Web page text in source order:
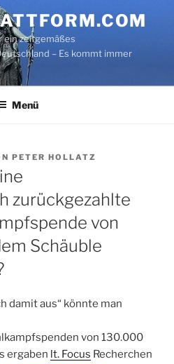
ein zeitgemäßes
– Es kommt immer
Menü
PETER HOLLATZ
zurückgezahlte
von
Schäuble
damit aus“ könnte man
von 130.000
ergaben lt. Focus Recherchen